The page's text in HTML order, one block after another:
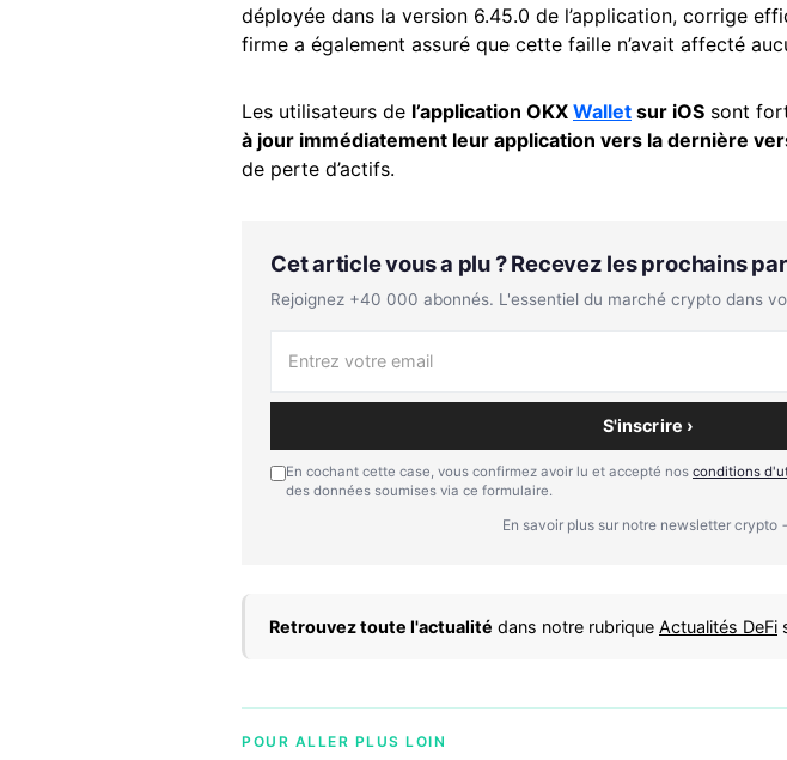
déployée dans la version 6.45.0 de l’application, corrige
firme a également assuré que cette faille n’avait affecté
Les utilisateurs de l’application OKX Wallet sur iOS sont
à jour immédiatement leur application vers la dernière
de perte d’actifs.
Cet article vous a plu ? Recevez les prochains
Rejoignez +40 000 abonnés. L'essentiel du marché crypto dans
S'inscrire ›
En cochant cette case, vous confirmez avoir lu et accepté nos conditions
des données soumises via ce formulaire.
En savoir plus sur notre newsletter crypto
Retrouvez toute l'actualité dans notre rubrique Actualités DeFi
POUR ALLER PLUS LOIN